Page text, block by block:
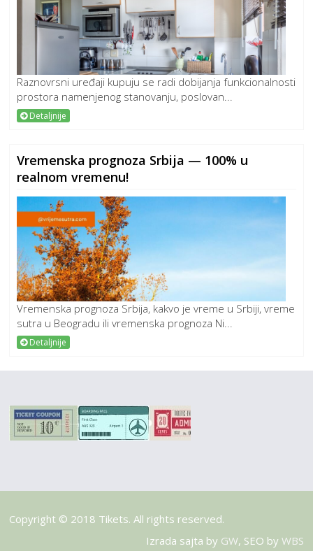
Raznovrsni uređaji kupuju se radi dobijanja funkcionalnosti
prostora namenjenog stanovanju, poslovan...
Detaljnije
Vremenska prognoza Srbija — 100% u
realnom vremenu!
Vremenska prognoza Srbija, kakvo je vreme u Srbiji, vreme
sutra u Beogradu ili vremenska prognoza Ni...
Detaljnije
Copyright © 2018 Tikets. All rights reserved.
Izrada sajta by GW, SEO by WBS